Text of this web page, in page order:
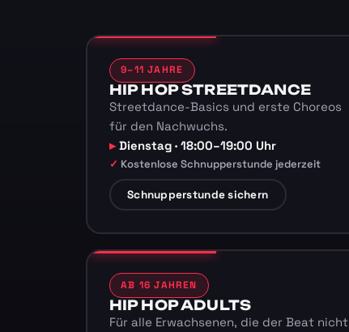
9–11 JAHRE
HIP HOP STREETDANCE
Streetdance-Basics und erste Choreos
für den Nachwuchs.
Dienstag · 18:00–19:00 Uhr
Kostenlose Schnupperstunde jederzeit
Schnupperstunde sichern
AB 16 JAHREN
HIP HOP ADULTS
Für alle Erwachsenen, die der Beat nicht